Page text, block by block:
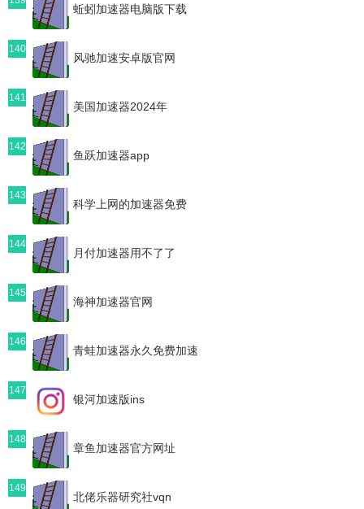
蚯蚓加速器电脑版下载
140
风驰加速安卓版官网
141
美国加速器2024年
142
鱼跃加速器app
143
科学上网的加速器免费
144
月付加速器用不了了
145
海神加速器官网
146
青蛙加速器永久免费加速
147
银河加速版ins
148
章鱼加速器官方网址
149
北佬乐器研究社vqn